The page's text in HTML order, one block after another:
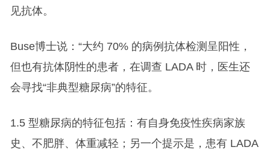
见抗体。
Buse博士说：“大约 70% 的病例抗体检测呈阳性，
但也有抗体阴性的患者，在调查 LADA 时，医生还
会寻找“非典型糖尿病”的特征。
1.5 型糖尿病的特征包括：有自身免疫性疾病家族
史、不肥胖、体重减轻；另一个提示是，患有 LADA